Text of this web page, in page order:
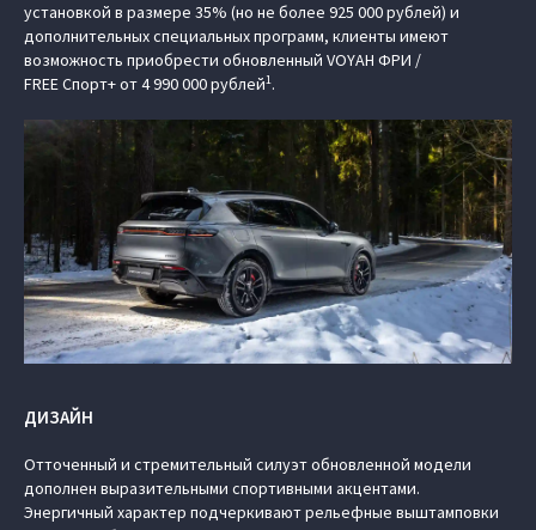
установкой в размере 35% (но не более 925 000 рублей) и
дополнительных специальных программ, клиенты имеют
возможность приобрести обновленный VOYAH ФРИ /
FREE Спорт+ от 4 990 000 рублей1.
ДИЗАЙН
Отточенный и стремительный силуэт обновленной модели
дополнен выразительными спортивными акцентами.
Энергичный характер подчеркивают рельефные выштамповки